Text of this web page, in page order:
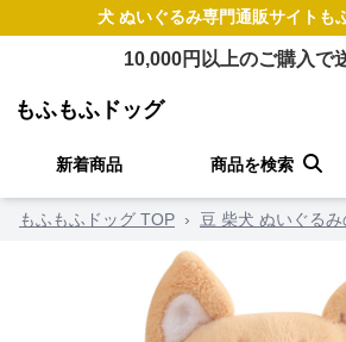
犬 ぬいぐるみ専門通販サイト も
10,000円以上のご購入で
もふもふドッグ
新着商品 商品を検索
もふもふドッグ TOP › 豆 柴犬 ぬいぐるみ